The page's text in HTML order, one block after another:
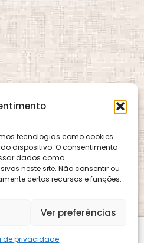
tecnologias como cookies
dispositivo. O consentimento
dados como
neste site. Não consentir ou
certos recursos e funções.
Ver preferências
de privacidade
como o site